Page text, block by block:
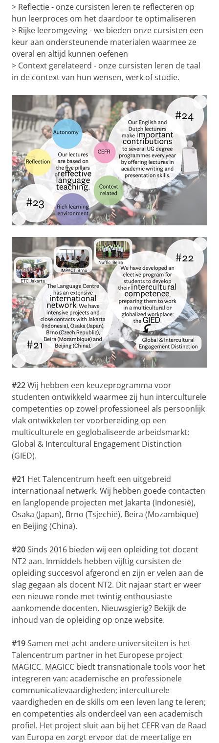
> Reflectie - onze cursisten leren te reflecteren op
hun leerproces om het daardoor te optimaliseren
> Rijke leeromgeving - we bieden onze cursisten een
keur aan ondersteunende materialen waarmee ze
overal en altijd kunnen oefenen
> Context gerelateerd - onze cursisten leren de taal
in de context van hun wensen, werk of studie.
#22Wij hebben een keuzeprogramma voor
studenten ontwikkeld waarmee zij hun interculturele
competenties op zowel professioneel als persoonlijk
vlak ontwikkelen ter voorbereiding op een
multiculturele en geglobaliseerde arbeidsmarkt:
Global & Intercultural Engagement Distinction
(GIED).
#21 Het Talencentrum heeft een uitgebreid
internationaal netwerk. Wij hebben goede contacten
en langlopende projecten met Jakarta (Indonesië),
Osaka (Japan), Brno (Tsjechië), Beira (Mozambique)
en Beijing (China).
#20Sinds 2016 bieden wij een opleiding tot docent
NT2 aan. Inmiddels hebben vijftig cursisten de
opleiding succesvol afgerond en zijn er velen aan de
slag gegaan als docent NT2. Dit najaar start er weer
een nieuwe ronde met twintig enthousiaste
aankomende docenten. Nieuwsgierig? Bekijk de
inhoud van de opleiding op onze website.
#19Samen met acht andere universiteiten is het
Talencentrum partner in het Europese project
MAGICC. MAGICC biedt transnationale tools voor het
integreren van: academische en professionele
communicatievaardigheden; interculturele
vaardigheden en de skills om een leven lang te leren;
en competenties als onderdeel van een academisch
profiel. Het project sluit aan bij het CEFR van de Raad
van Europa en zorgt ervoor dat de meertalige en